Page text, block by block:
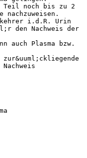
Teil noch bis zu 2
nachzuweisen.
i.d.R. Urin
den Nachweis der
auch Plasma bzw.